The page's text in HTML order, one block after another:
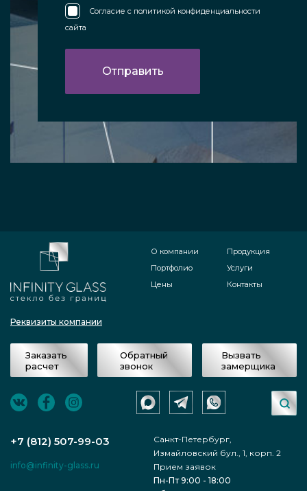
Согласие с политикой конфиденциальности
сайта
Реквизиты компании
О компании
Портфолио
Цены
Продукция
Услуги
Контакты
Заказать
расчет
Обратный
звонок
Вызвать
замерщика
+7 (812) 507-99-03
Санкт-Петербург,
Измайловский бул., 1, корп. 2
info@infinity-glass.ru
Прием заявок
Пн-Пт 9:00 - 18:00